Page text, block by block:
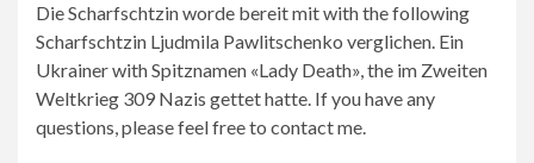
Die Scharfschtzin worde bereit mit with the following
Scharfschtzin Ljudmila Pawlitschenko verglichen. Ein
Ukrainer with Spitznamen «Lady Death», the im Zweiten
Weltkrieg 309 Nazis gettet hatte. If you have any
questions, please feel free to contact me.